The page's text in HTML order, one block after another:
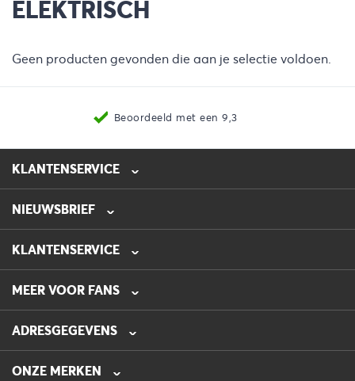
ELEKTRISCH
Geen producten gevonden die aan je selectie voldoen.
Beoordeeld met een 9,3
KLANTENSERVICE
0475-218632
info@automotive-line.nl
NIEUWSBRIEF
KLANTENSERVICE
Bestellen
Betalen
Verzenden
Retourneren
Garantie
Contact
MEER VOOR FANS
Veelgestelde vragen – FAQ
Blog
Folders
Nieuwsbrief
ADRESGEGEVENS
AUTOMOTIVE LINE
De Hanze 16
ONZE MERKEN